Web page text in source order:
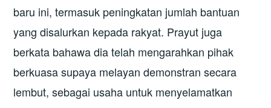
baru ini, termasuk peningkatan jumlah bantuan
yang disalurkan kepada rakyat. Prayut juga
berkata bahawa dia telah mengarahkan pihak
berkuasa supaya melayan demonstran secara
lembut, sebagai usaha untuk menyelamatkan